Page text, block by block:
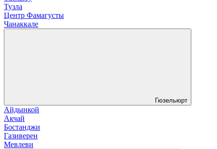
Тузла
Центр Фамагусты
Чанаккале
Гюзельюрт
Айдынкой
Акчай
Бостанджи
Газиверен
Мевлеви